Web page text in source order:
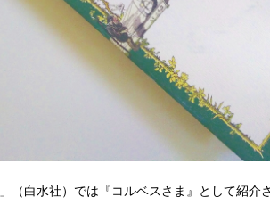
（白水社）では『コルベスさま』として紹介